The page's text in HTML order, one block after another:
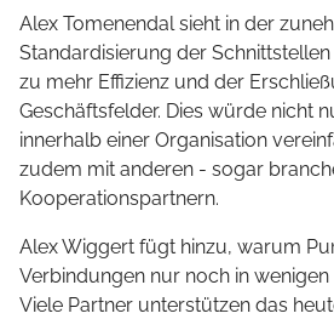
Alex Tomenendal sieht in der
Standardisierung der
zu mehr Effizienz und der
Geschäftsfelder. Dies würde nicht
innerhalb einer Organisation
zudem mit anderen - sogar
Kooperationspartnern.
Alex Wiggert fügt hinzu, warum
Verbindungen nur noch in wenigen
Viele Partner unterstützen das